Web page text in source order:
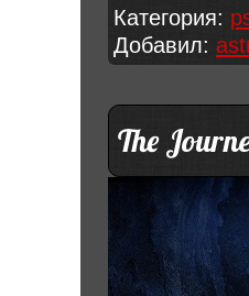
Категория:
Добавил:
The